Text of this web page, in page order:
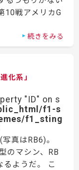
10戦アメリカG
続きをみる
化系」
"ID" on s
f1-s
f1_sting
真はRB6)。
のマシン、RB
るようだ。 こ